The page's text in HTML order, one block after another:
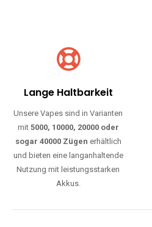
Lange Haltbarkeit
Unsere Vapes sind in Varianten
mit 5000, 10000, 20000 oder
sogar 40000 Zügen erhältlich
und bieten eine langanhaltende
Nutzung mit leistungsstarken
Akkus.